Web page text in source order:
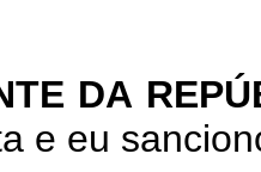
DA
e eu